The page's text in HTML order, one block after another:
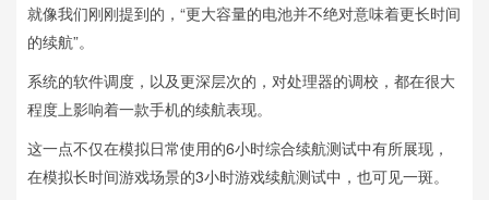
就像我们刚刚提到的，“更大容量的电池并不绝对意味着更长时间
的续航”。
系统的软件调度，以及更深层次的，对处理器的调校，都在很大
程度上影响着一款手机的续航表现。
这一点不仅在模拟日常使用的6小时综合续航测试中有所展现，
在模拟长时间游戏场景的3小时游戏续航测试中，也可见一斑。